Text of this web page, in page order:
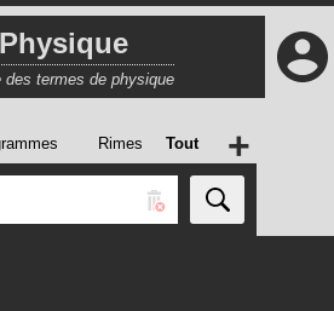
Physique
des termes de physique
Rimes Tout +